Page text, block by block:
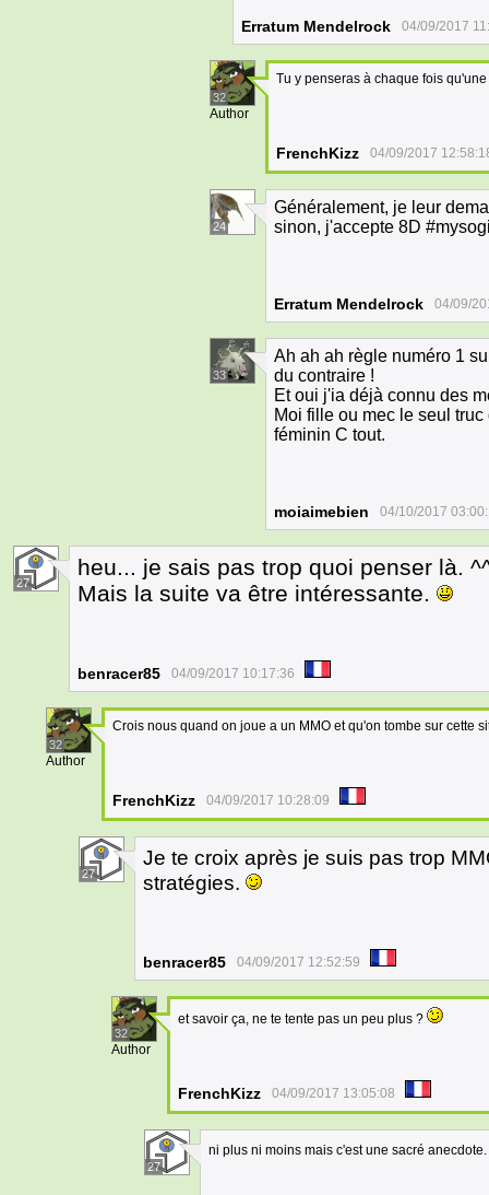
Erratum Mendelrock 04/09/2017
32
Author
Tu y penseras à chaque fois
FrenchKizz 04/09/2017
24
Généralement, je leur
sinon, j'accepte 8D
Erratum Mendelrock 04/09/
33
Ah ah ah règle numéro 1
du contraire !
Et oui j'ia déjà connu des
Moi fille ou mec le seul
féminin C tout.
moiaimebien 04/10/2017
27
heu... je sais pas trop quoi penser là.
Mais la suite va être intéressante.
benracer85 04/09/2017 10:17:36
32
Author
Crois nous quand on joue a un MMO et qu'on tombe sur cette
FrenchKizz 04/09/2017 10:28:09
27
Je te croix après je suis pas trop
stratégies.
benracer85 04/09/2017 12:52:59
32
Author
et savoir ça, ne te tente pas un peu plus ?
FrenchKizz 04/09/2017 13:05:08
27
ni plus ni moins mais c'est une sacré anecdote.